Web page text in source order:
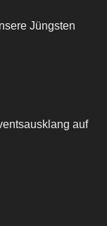
Jüngsten
auf